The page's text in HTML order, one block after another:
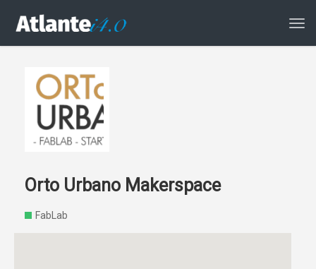
Orto Urbano Makerspace
FabLab